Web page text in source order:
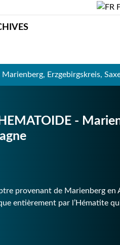
Erzgebirgskreis,
-
provenant de Marienberg en
entièrement par l’Hématite